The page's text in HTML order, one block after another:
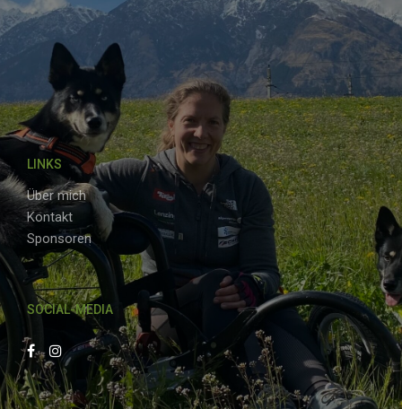
LINKS
Über mich
Kontakt
Sponsoren
SOCIAL-MEDIA